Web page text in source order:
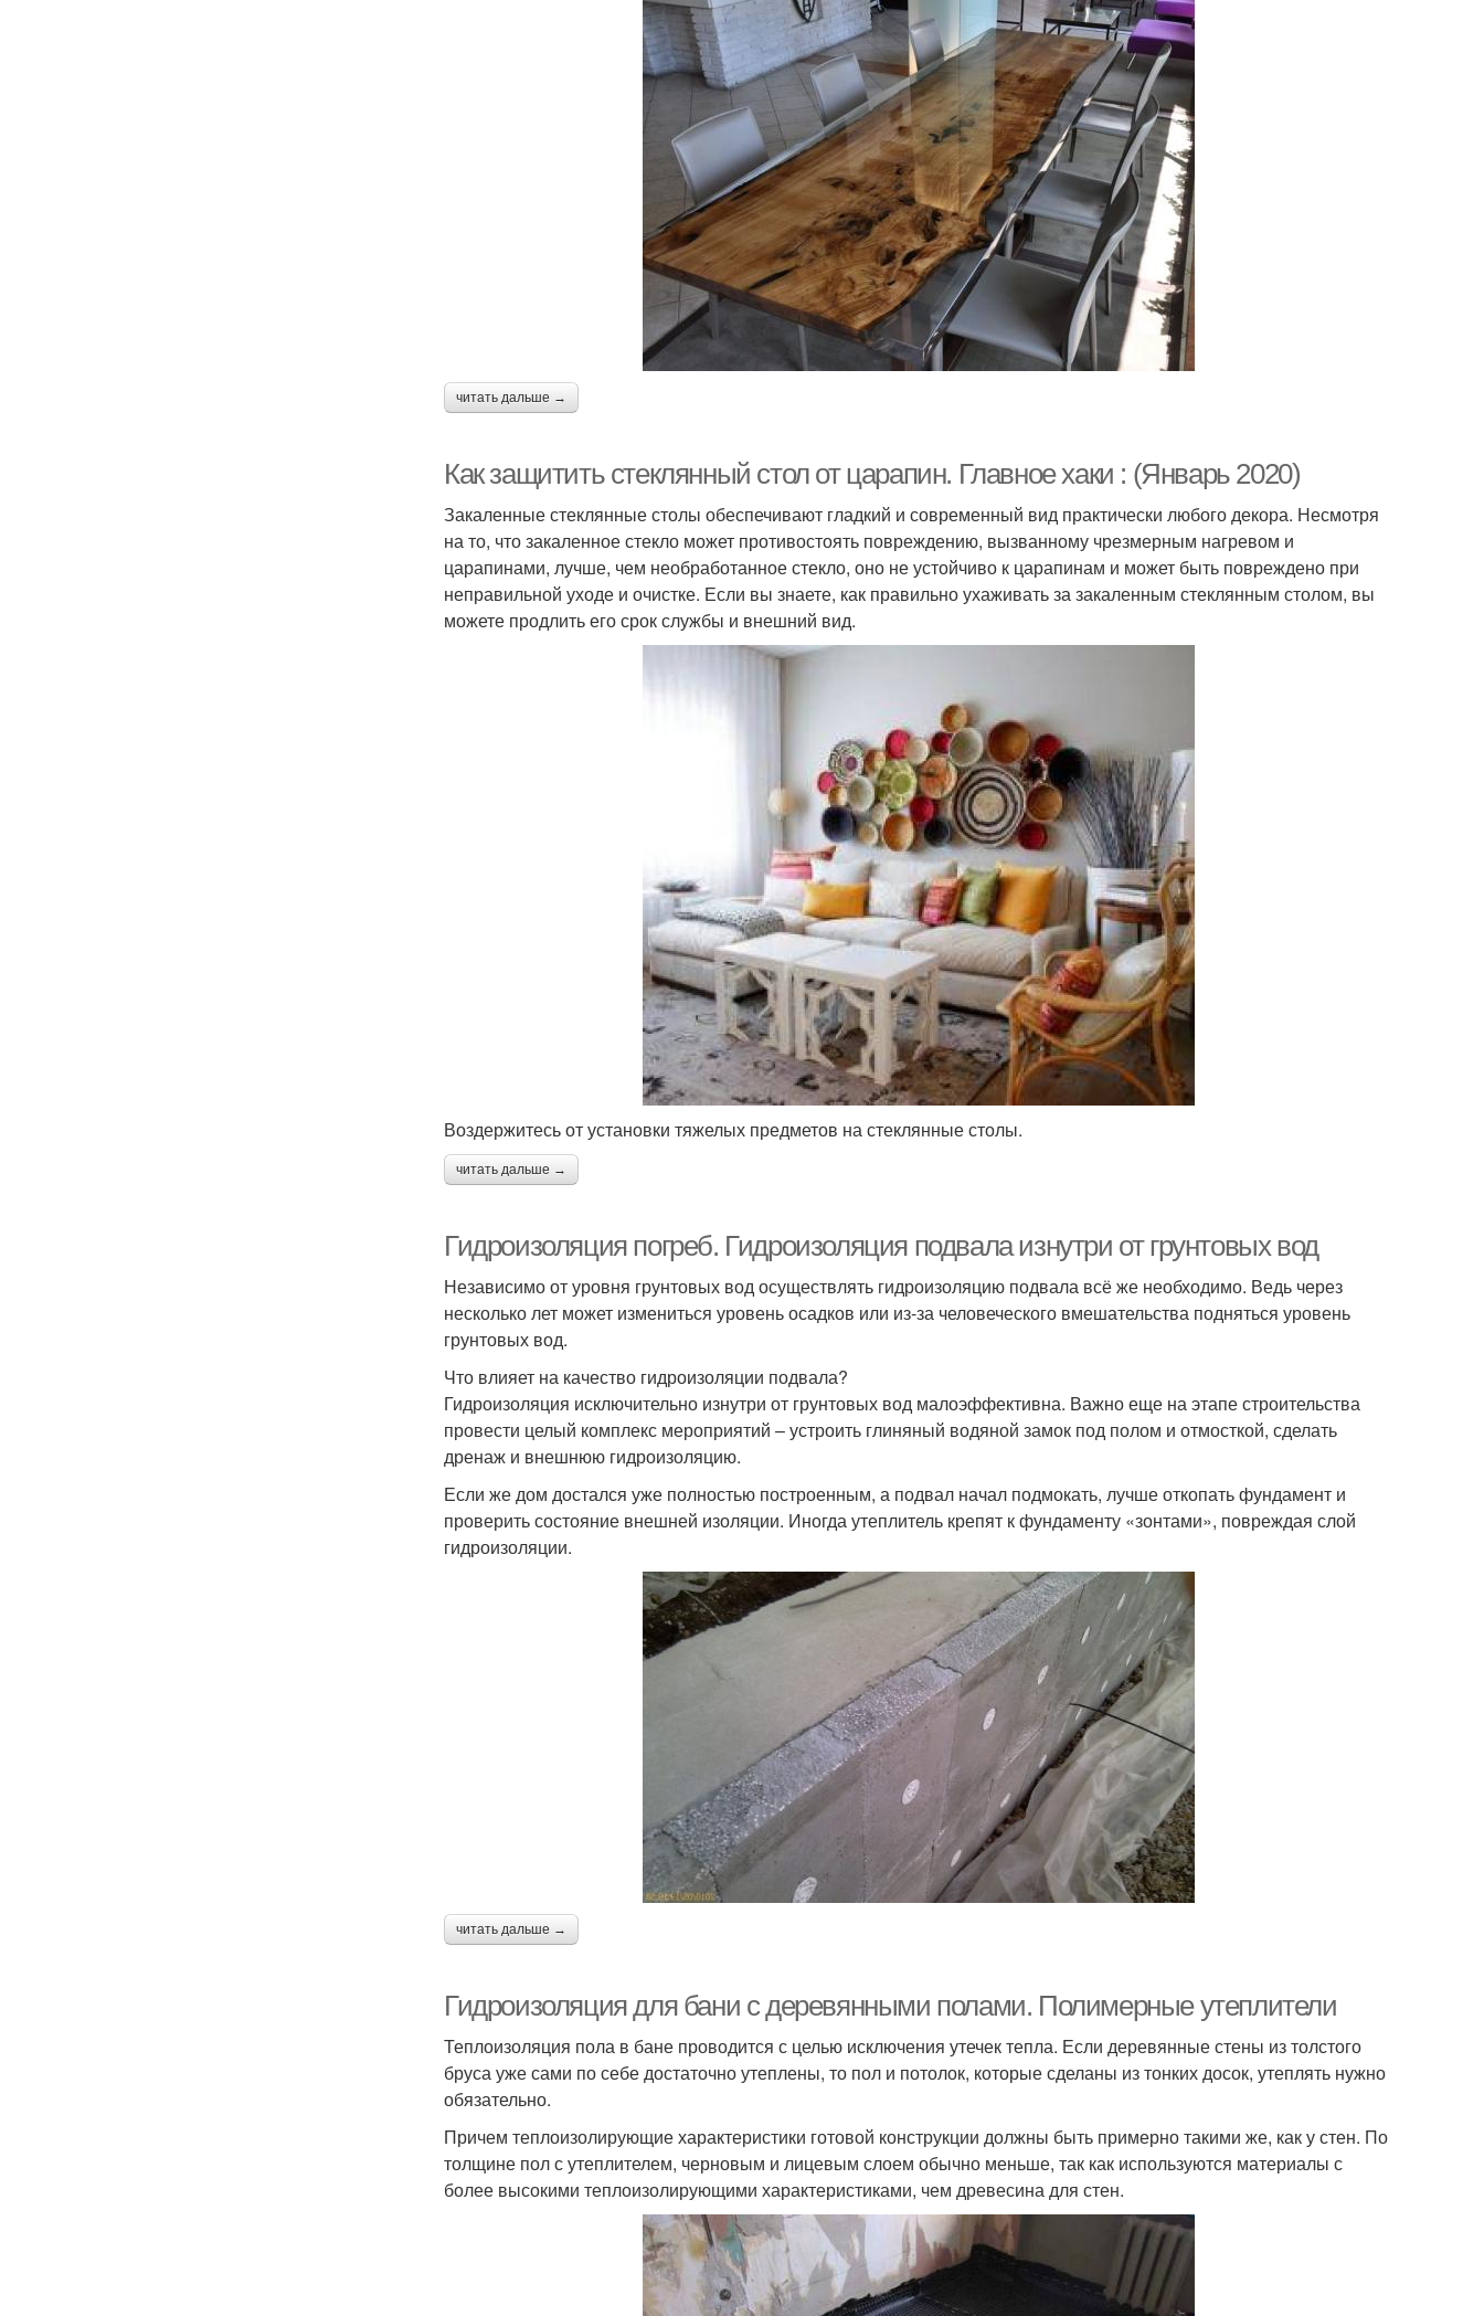
читать дальше →
Как защитить стеклянный стол от царапин. Главное хаки : (Январь 2020)
Закаленные стеклянные столы обеспечивают гладкий и современный вид практически любого декора. Несмотря
на то, что закаленное стекло может противостоять повреждению, вызванному чрезмерным нагревом и
царапинами, лучше, чем необработанное стекло, оно не устойчиво к царапинам и может быть повреждено при
неправильной уходе и очистке. Если вы знаете, как правильно ухаживать за закаленным стеклянным столом, вы
можете продлить его срок службы и внешний вид.
Воздержитесь от установки тяжелых предметов на стеклянные столы.
читать дальше →
Гидроизоляция погреб. Гидроизоляция подвала изнутри от грунтовых вод
Независимо от уровня грунтовых вод осуществлять гидроизоляцию подвала всё же необходимо. Ведь через
несколько лет может измениться уровень осадков или из-за человеческого вмешательства подняться уровень
грунтовых вод.
Что влияет на качество гидроизоляции подвала?
Гидроизоляция исключительно изнутри от грунтовых вод малоэффективна. Важно еще на этапе строительства
провести целый комплекс мероприятий – устроить глиняный водяной замок под полом и отмосткой, сделать
дренаж и внешнюю гидроизоляцию.
Если же дом достался уже полностью построенным, а подвал начал подмокать, лучше откопать фундамент и
проверить состояние внешней изоляции. Иногда утеплитель крепят к фундаменту «зонтами», повреждая слой
гидроизоляции.
читать дальше →
Гидроизоляция для бани с деревянными полами. Полимерные утеплители
Теплоизоляция пола в бане проводится с целью исключения утечек тепла. Если деревянные стены из толстого
бруса уже сами по себе достаточно утеплены, то пол и потолок, которые сделаны из тонких досок, утеплять нужно
обязательно.
Причем теплоизолирующие характеристики готовой конструкции должны быть примерно такими же, как у стен. По
толщине пол с утеплителем, черновым и лицевым слоем обычно меньше, так как используются материалы с
более высокими теплоизолирующими характеристиками, чем древесина для стен.